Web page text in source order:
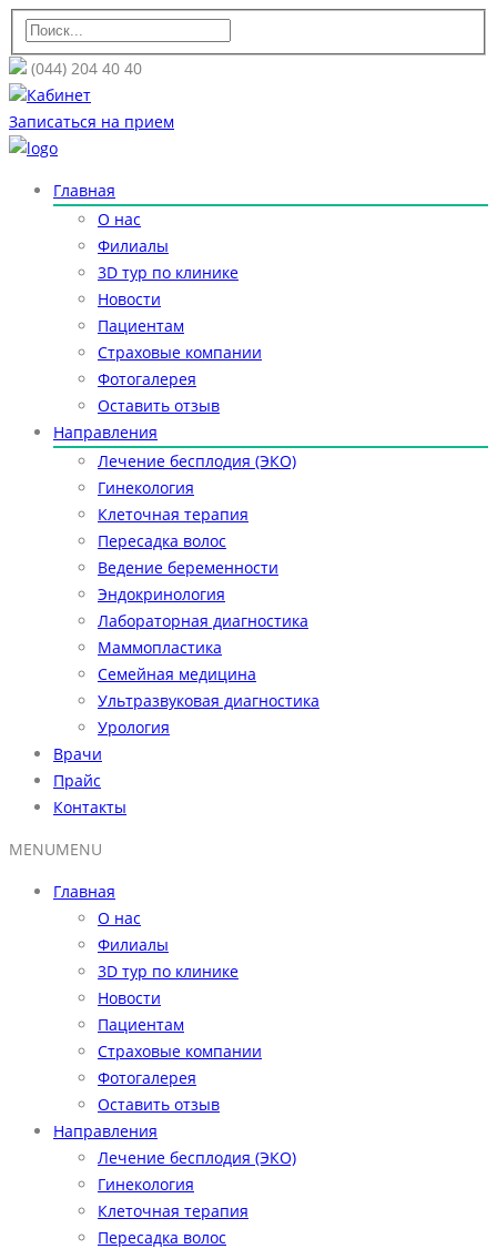
(044) 204 40 40
Кабинет
Записаться на прием
Главная
О нас
Филиалы
3D тур по клинике
Новости
Пациентам
Страховые компании
Фотогалерея
Оставить отзыв
Направления
Лечение бесплодия (ЭКО)
Гинекология
Клеточная терапия
Пересадка волос
Ведение беременности
Эндокринология
Лабораторная диагностика
Маммопластика
Семейная медицина
Ультразвуковая диагностика
Урология
Врачи
Прайс
Контакты
MENUMENU
Главная
О нас
Филиалы
3D тур по клинике
Новости
Пациентам
Страховые компании
Фотогалерея
Оставить отзыв
Направления
Лечение бесплодия (ЭКО)
Гинекология
Клеточная терапия
Пересадка волос